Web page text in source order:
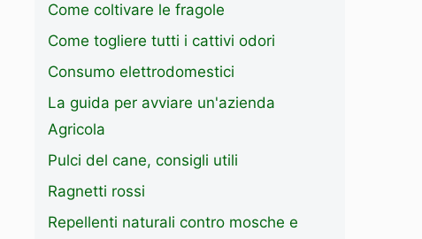
Come coltivare le fragole
Come togliere tutti i cattivi odori
Consumo elettrodomestici
La guida per avviare un'azienda
Agricola
Pulci del cane, consigli utili
Ragnetti rossi
Repellenti naturali contro mosche e